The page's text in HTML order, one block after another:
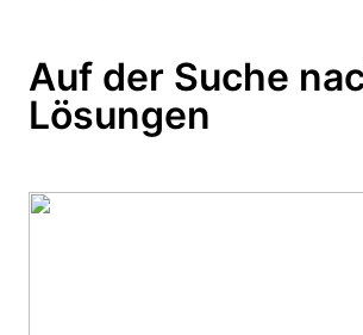
Auf der Suche
Lösungen